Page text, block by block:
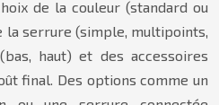
de la couleur (standard ou
la serrure (simple, multipoints,
haut) et des accessoires
final. Des options comme un